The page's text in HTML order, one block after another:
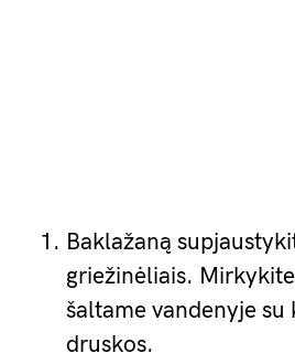
Baklažaną
griežinėliais.
šaltame vandenyje su
druskos.